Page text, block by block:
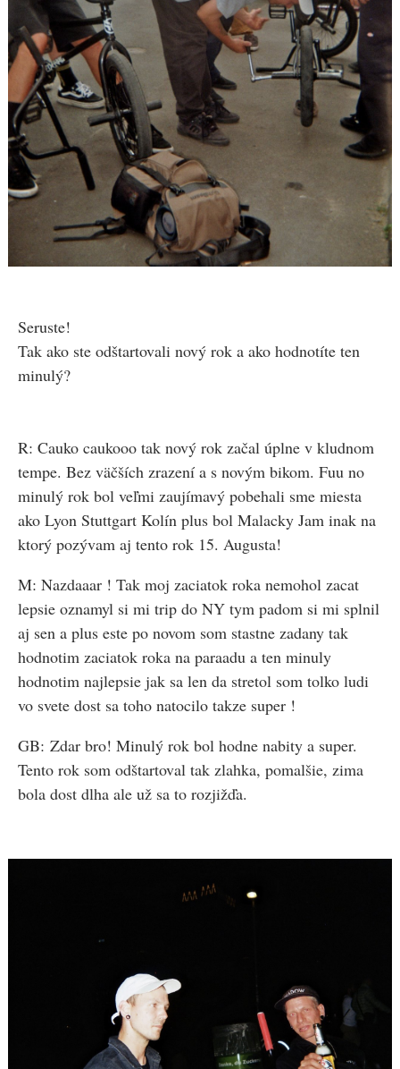
Seruste!
Tak ako ste odštartovali nový rok a ako hodnotíte ten
minulý?
R: Cauko caukooo tak nový rok začal úplne v kludnom
tempe. Bez väčších zrazení a s novým bikom. Fuu no
minulý rok bol veľmi zaujímavý pobehali sme miesta
ako Lyon Stuttgart Kolín plus bol Malacky Jam inak na
ktorý pozývam aj tento rok 15. Augusta!
M: Nazdaaar ! Tak moj zaciatok roka nemohol zacat
lepsie oznamyl si mi trip do NY tym padom si mi splnil
aj sen a plus este po novom som stastne zadany tak
hodnotim zaciatok roka na paraadu a ten minuly
hodnotim najlepsie jak sa len da stretol som tolko ludi
vo svete dost sa toho natocilo takze super !
GB: Zdar bro! Minulý rok bol hodne nabity a super.
Tento rok som odštartoval tak zlahka, pomalšie, zima
bola dost dlha ale už sa to rozjižďa.